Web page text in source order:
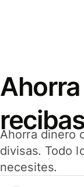
Ahorra dinero
divisas. Todo
necesites.